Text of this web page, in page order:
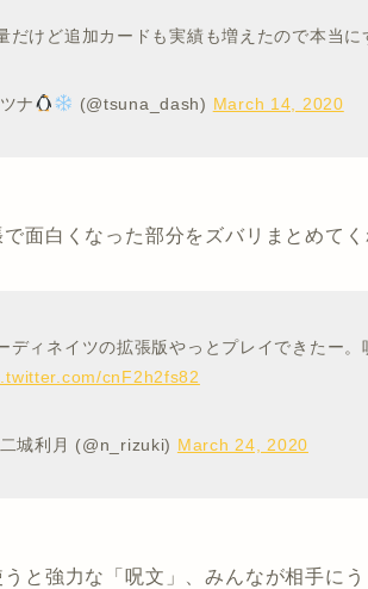
だけど追加カードも実績も増えたので本当
ナ (@tsuna_dash) March 14, 2020
で面白くなった部分をズバリまとめてく
ディネイツの拡張版やっとプレイできたー
cnF2h2fs82
城利月 (@n_rizuki) March 24, 2020
うと強力な「呪文」、みんなが相手に